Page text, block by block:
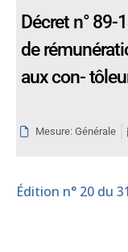
Décret n°
de
aux con-
Mesure: Générale
Édition n° 20 du